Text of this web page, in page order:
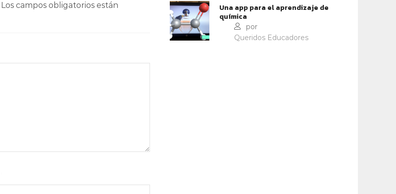
Los campos obligatorios están
Una app para el aprendizaje de
química
por
Queridos Educadores